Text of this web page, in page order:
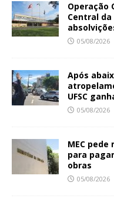
Operação
Central da
05/08/2026
Após
UFSC
05/08/2026
MEC pede
para
obras
05/08/2026